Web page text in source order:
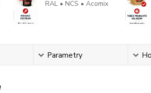
RAL • NCS • Acomix
Parametry